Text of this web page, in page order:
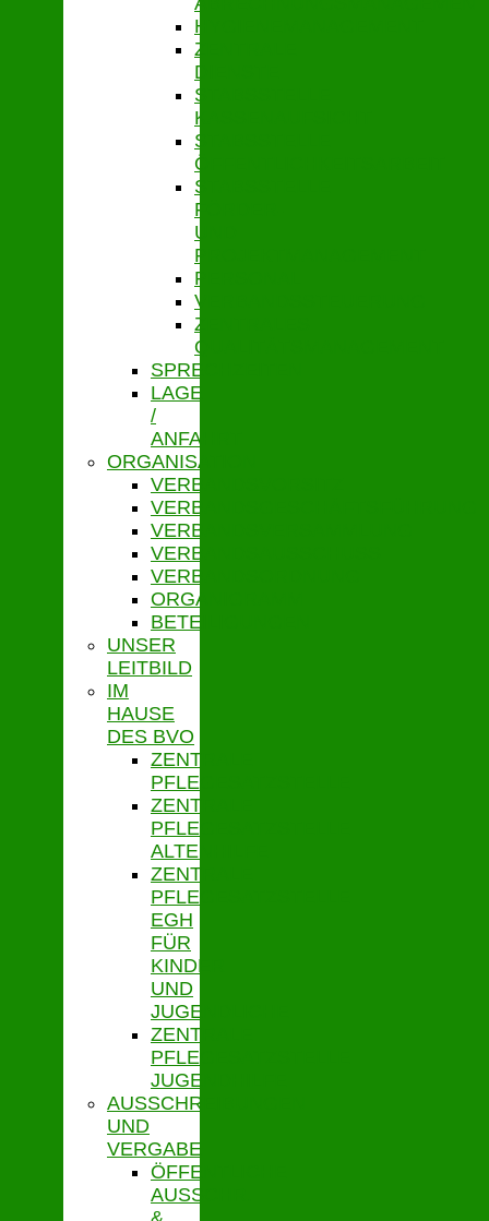
HYGIENEMANAGEMENT
ZENTRALE
DIENSTE
STABSSTELLE
KASSENAUFSICHT
STABSSTELLE
ÖFFENTLICHKEITSARBEIT
STABSSTELLE
FÖRDER-
UND
PROJEKTMANAGEMENT
PERSONAL
VERBANDSSTEUERUNG
ZENTRALES
QUALITÄTSMANAGEMENT
SPRECHZEITEN
LAGE
/
ANFAHRT
ORGANISATION
VERBANDSVORSITZ
VERBANDSGESCHÄFTSFÜHRUNG
VERBANDSVERSAMMLUNG
VERBANDSAUSSCHUSS
VERBANDSORDNUNG
ORGANIGRAMM
BETEILIGUNGEN
UNSER
LEITBILD
IM
HAUSE
DES BVO
ZENTRALE
PFLEGESATZSTELLE
ZENTRALE
PFLEGESATZSTELLE
ALTENHILFE
ZENTRALE
PFLEGESATZSTELLE
EGH
FÜR
KINDER
UND
JUGENDLICHE
ZENTRALE
PFLEGESATZSTELLE
JUGENDHILFE
AUSSCHREIBUNGEN
UND
VERGABE
ÖFFENTLICHE
AUSSCHR.